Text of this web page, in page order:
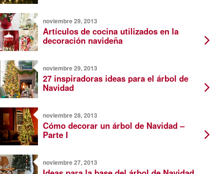
noviembre 29, 2013
Artículos de cocina utilizados en la
decoración navideña
noviembre 29, 2013
27 inspiradoras ideas para el árbol de
Navidad
noviembre 28, 2013
Cómo decorar un árbol de Navidad –
Parte I
noviembre 27, 2013